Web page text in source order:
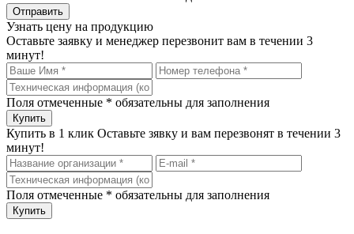
Узнать цену на продукцию
Оставьте заявку и менеджер перезвонит вам в течении 3
минут!
Поля отмеченные * обязательны для заполнения
Купить в 1 клик Оставьте зявку и вам перезвонят в течении 3
минут!
Поля отмеченные * обязательны для заполнения